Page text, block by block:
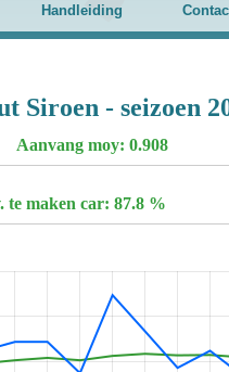
Handleiding
Siroen - seizoen
Aanvang moy: 0.908
te maken car: 87.8 %